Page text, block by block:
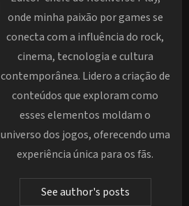
onde minha paixão por games se
conecta com a influência do rock,
cinema, tecnologia e cultura
contemporânea. Lidero a criação de
conteúdos que exploram como
esses elementos moldam o
universo dos jogos, oferecendo uma
experiência única para os fãs.
See author's posts